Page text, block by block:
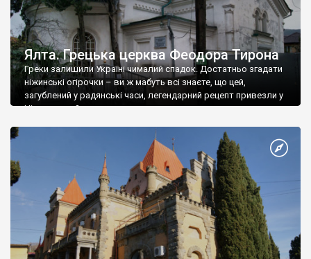
Ялта. Грецька церква Феодора Тирона
Греки залишили Україні чималий спадок. Достатньо згадати
ніжинські огірочки – ви ж мабуть всі знаєте, що цей,
загублений у радянські часи, легендарний рецепт привезли у
Ніжин греки?